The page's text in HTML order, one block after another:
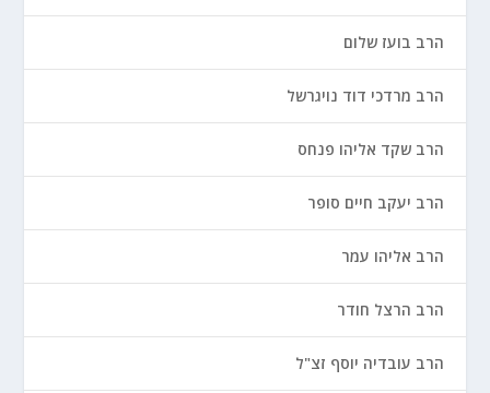
הרב בועז שלום
הרב מרדכי דוד נויגרשל
הרב שקד אליהו פנחס
הרב יעקב חיים סופר
הרב אליהו עמר
הרב הרצל חודר
הרב עובדיה יוסף זצ"ל